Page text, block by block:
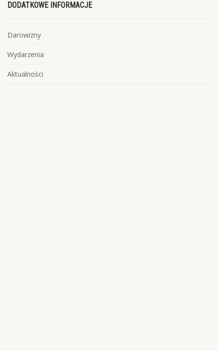
DODATKOWE INFORMACJE
Darowizny
Wydarzenia
Aktualności